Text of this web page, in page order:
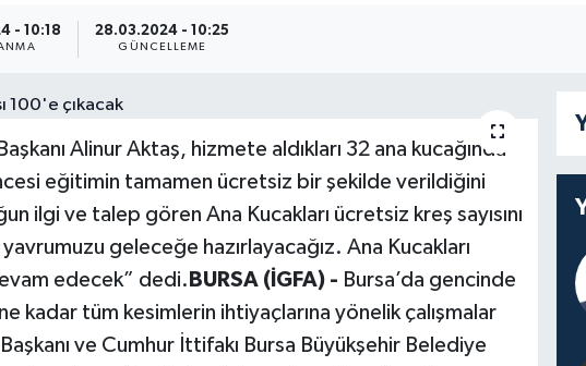
- 10:18 28.03.2024 - 10:25
GÜNCELLEME
Alinur Aktaş, hizmete aldıkları 32 ana kucağında
eğitimin tamamen ücretsiz bir şekilde verildiğini
ilgi ve talep gören Ana Kucakları ücretsiz kreş sayısını
geleceğe hazırlayacağız. Ana Kucakları
edecek” dedi. BURSA (İGFA) - Bursa’da gencinde
kadar tüm kesimlerin ihtiyaçlarına yönelik çalışmalar
ve Cumhur İttifakı Bursa Büyükşehir Belediye